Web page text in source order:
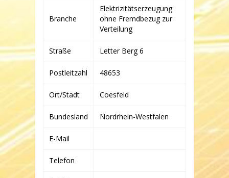
&
CO.
KG
Branche
Elektrizitätserzeugung
ohne Fremdbezug zur
Verteilung
Straße Letter Berg 6
Postleitzahl 48653
Ort/Stadt Coesfeld
Bundesland Nordrhein-Westfalen
E-Mail
Telefon